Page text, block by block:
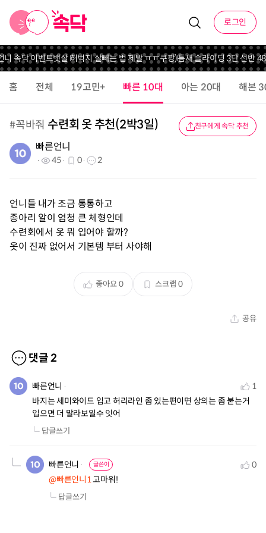
로그인
속닥 이벤트뱃살 허벅지 살빼는 법 제발 ㅠㅠ쿠팡)틈새 슬라이딩 3단 선반
홈 전체 19고민+ 빠른 10대 아는 20대 해본
#꼭바줘 수련회 옷 추천(2박3일) 친구에게 속닥 추천
빠른언니
45 0 2
언니들 내가 조금 통통하고
종아리 알이 엄청 큰 체형인데
수련회에서 옷 뭐 입어야 할까?
옷이 진짜 없어서 기본템 부터 사야해
좋아요0 스크랩 0
공유
댓글2
빠른언니
1
바지는 세미와이드 입고 허리라인 좀 있는편이면 상의는 좀 붙는거
입으면 더 말라보일수 잇어
답글쓰기
빠른언니 글쓴이
0
@빠른언니1 고마워!
답글쓰기